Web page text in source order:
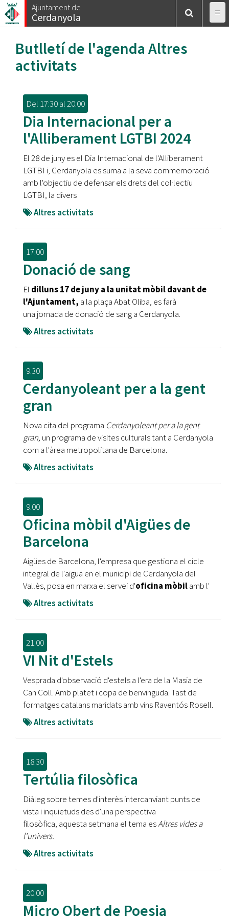
Vés
al
Ajuntament de
Cerdanyola
Butlletí de l'agenda Altres
activitats
Del 17:30al20:00
Dia Internacional per a
l'Alliberament LGTBI 2024
El 28 de juny es el Dia Internacional de l'Alliberament
LGTBI i, Cerdanyola es suma a la seva commemoració
amb l'objectiu de defensar els drets del col·lectiu
LGTBI, la divers
Altres activitats
17:00
Donació de sang
El dilluns 17 de juny a la unitat mòbil davant de
l'Ajuntament, a la plaça Abat Oliba, es farà
una jornada de donació de sang a Cerdanyola.
Altres activitats
9:30
Cerdanyoleant per a la gent
gran
Nova cita del programa Cerdanyoleant per a la gent
gran, un programa de visites culturals tant a Cerdanyola
com a l'àrea metropolitana de Barcelona.
Altres activitats
9:00
Oficina mòbil d'Aigües de
Barcelona
Aigües de Barcelona, l'empresa que gestiona el cicle
integral de l'aigua en el municipi de Cerdanyola del
Vallès, posa en marxa el servei d'oficina mòbilamb l'
Altres activitats
21:00
VI Nit d'Estels
Vesprada d'observació d'estels a l'era de la Masia de
Can Coll. Amb platet i copa de benvinguda. Tast de
formatges catalans maridats amb vins Raventós Rosell.
Altres activitats
18:30
Tertúlia filosòfica
Diàleg sobre temes d'interès intercanviant punts de
vista i inquietuds des d'una perspectiva
filosòfica, aquesta setmana el tema esAltres vides a
l'univers.
Altres activitats
20:00
Micro Obert de Poesia